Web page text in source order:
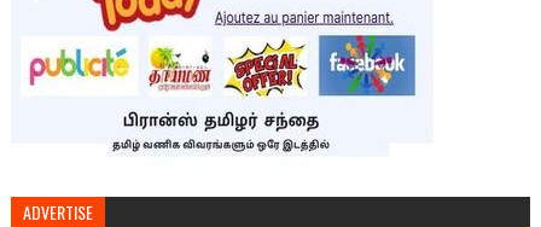
ADVERTISE